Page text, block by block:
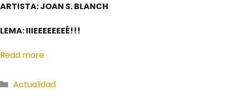
ARTISTA: JOAN S. BLANCH
LEMA: IIIEEEEEEEÉ!!!
Read more
Actualidad